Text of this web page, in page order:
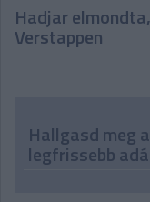
Hadjar
Verstappen
Hallgasd meg
legfrissebb